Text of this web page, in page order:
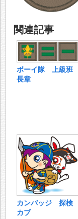
関連記事
ボーイ隊 上級班
長章
カンバッジ 探検
カブ